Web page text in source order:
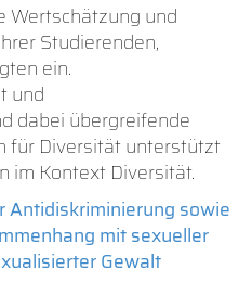
Wertschätzung und
Studierenden,
ein.
und
dabei übergreifende
für Diversität unterstützt
im Kontext Diversität.
Antidiskriminierung sowie
mit sexueller
Gewalt